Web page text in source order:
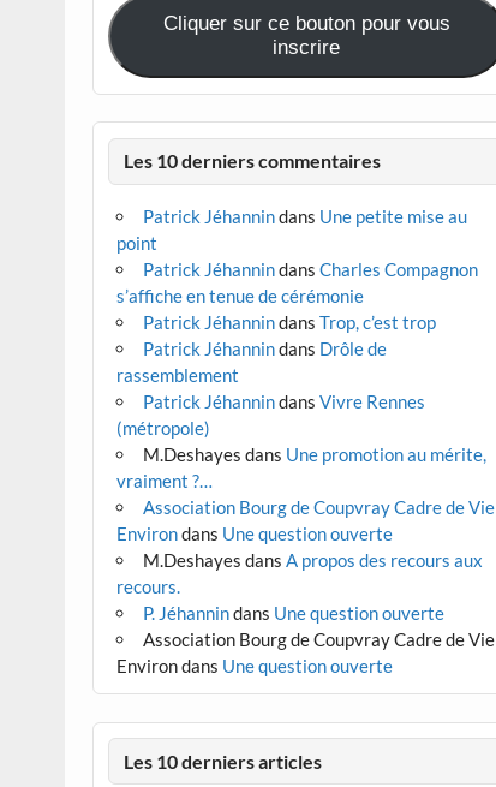
Cliquer sur ce bouton pour vous
inscrire
Les 10 derniers commentaires
Patrick Jéhannindans Une petite mise au
point
Patrick Jéhannindans Charles Compagnon
s’affiche en tenue de cérémonie
Patrick Jéhannindans Trop, c’est trop
Patrick Jéhannindans Drôle de
rassemblement
Patrick Jéhannindans Vivre Rennes
(métropole)
M.Deshayes dans Une promotion au mérite,
vraiment ?…
Association Bourg de Coupvray Cadre de Vie
Environdans Une question ouverte
M.Deshayes dans A propos des recours aux
recours.
P. Jéhannindans Une question ouverte
Association Bourg de Coupvray Cadre de Vie
Environdans Une question ouverte
Les 10 derniers articles